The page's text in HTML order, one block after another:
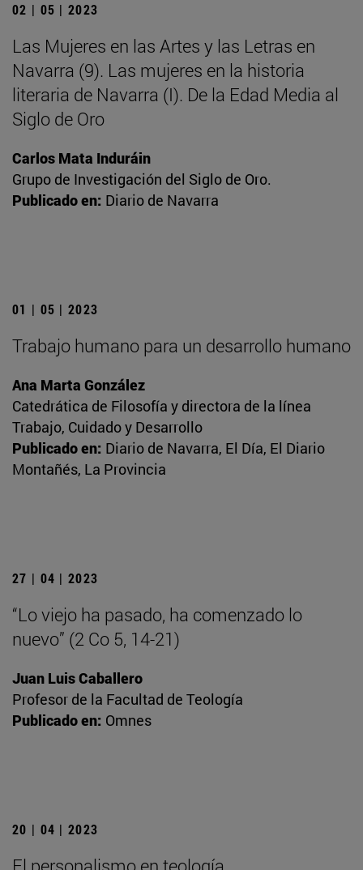
02 | 05 | 2023
Las Mujeres en las Artes y las Letras en
Navarra (9). Las mujeres en la historia
literaria de Navarra (I). De la Edad Media al
Siglo de Oro
Carlos Mata Induráin
Grupo de Investigación del Siglo de Oro.
Publicado en: Diario de Navarra
01 | 05 | 2023
Trabajo humano para un desarrollo humano
Ana Marta González
Catedrática de Filosofía y directora de la línea
Trabajo, Cuidado y Desarrollo
Publicado en: Diario de Navarra, El Día, El Diario
Montañés, La Provincia
27 | 04 | 2023
“Lo viejo ha pasado, ha comenzado lo
nuevo” (2 Co 5, 14-21)
Juan Luis Caballero
Profesor de la Facultad de Teología
Publicado en: Omnes
20 | 04 | 2023